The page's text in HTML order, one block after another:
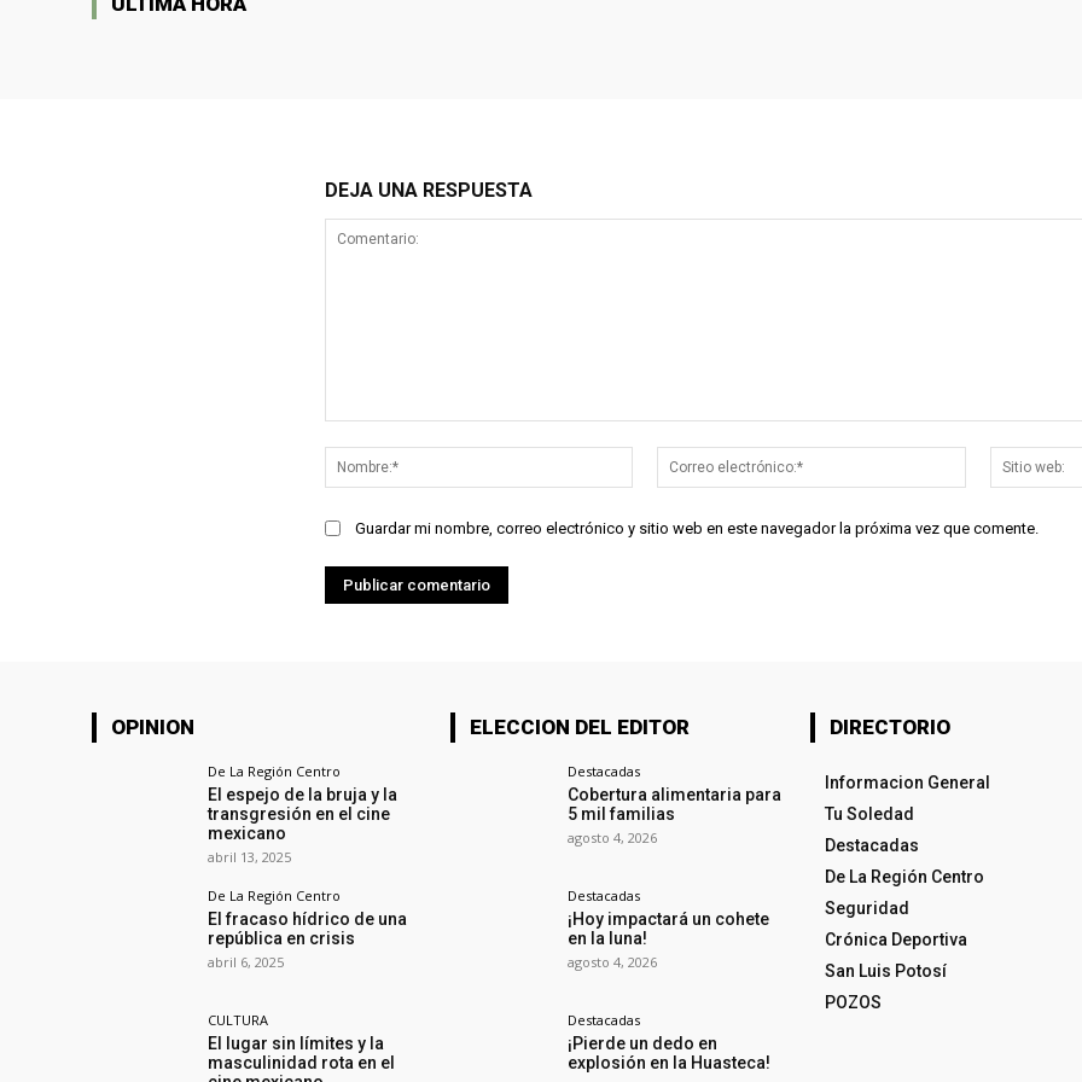
DEJA UNA RESPUESTA
Nombre:*
Correo
electrónico:*
Guardar mi nombre, correo electrónico y sitio web en este navegador la próxima vez que comente.
OPINION
De La Región Centro
El espejo de la bruja y la
transgresión en el cine
mexicano
abril 13, 2025
De La Región Centro
El fracaso hídrico de una
república en crisis
abril 6, 2025
CULTURA
El lugar sin límites y la
masculinidad rota en el
ELECCION DEL EDITOR
Destacadas
Cobertura alimentaria para
5 mil familias
agosto 4, 2026
Destacadas
¡Hoy impactará un cohete
en la luna!
agosto 4, 2026
Destacadas
¡Pierde un dedo en
explosión en la Huasteca!
DIRECTORIO
Informacion General
Tu Soledad
Destacadas
De La Región Centro
Seguridad
Crónica Deportiva
San Luis Potosí
POZOS